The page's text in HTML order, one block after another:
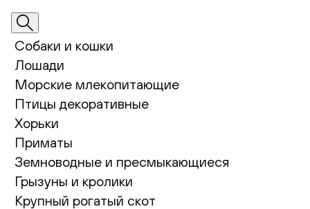
Собаки и кошки
Лошади
Морские млекопитающие
Птицы декоративные
Хорьки
Приматы
Земноводные и пресмыкающиеся
Грызуны и кролики
Крупный рогатый скот